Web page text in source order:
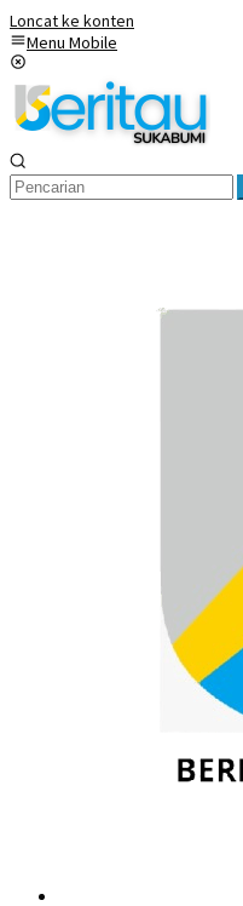
Loncat ke konten
Menu Mobile